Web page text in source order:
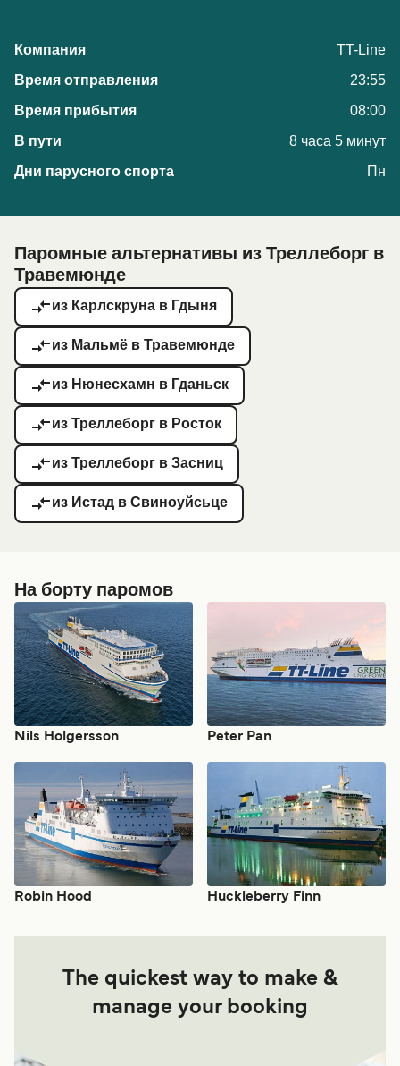
TT-Line
23:55
08:00
8 часа 5 минут
Пн
Паромные альтернативы из Треллеборг в
Травемюнде
из Карлскруна в Гдыня
из Мальмё в Травемюнде
из Нюнесхамн в Гданьск
из Треллеборг в Росток
из Треллеборг в Засниц
из Истад в Свиноуйсьце
На борту паромов
Nils Holgersson Peter Pan
Robin Hood Huckleberry Finn
The quickest way to make &
manage your booking